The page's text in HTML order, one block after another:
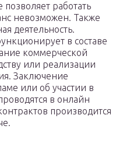
работать
невозможен. Также
деятельность.
в составе
коммерческой
или реализации
Заключение
или об участии в
в онлайн
производится